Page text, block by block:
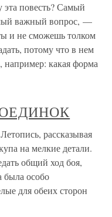
повесть? Самый
важный вопрос, —
и не сможешь толком
потому что в нем
например: какая форма
рассказывая
на мелкие детали.
общий ход боя,
была особо
для обеих сторон